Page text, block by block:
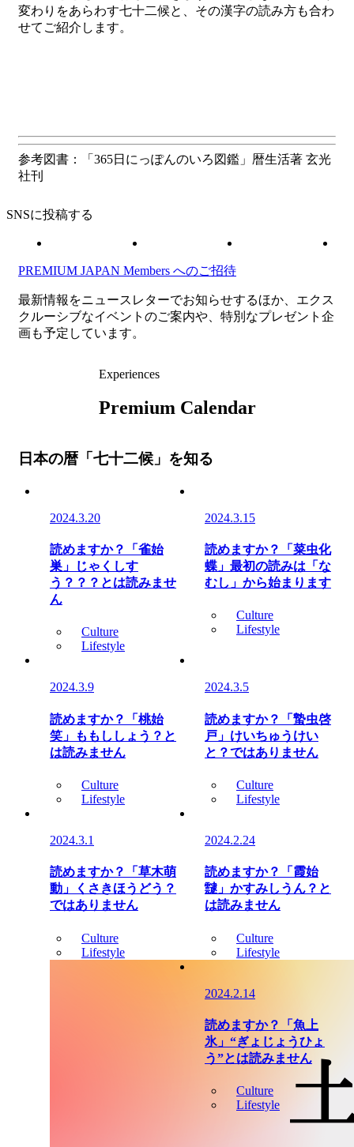
変わりをあらわす七十二候と、その漢字の読み方も合わ
せてご紹介します。
参考図書：「365日にっぽんのいろ図鑑」暦生活著 玄光
社刊
SNSに投稿する
PREMIUM JAPAN Members へのご招待
最新情報をニュースレターでお知らせするほか、エクス
クルーシブなイベントのご案内や、特別なプレゼント企
画も予定しています。
Experiences
Premium Calendar
日本の暦「七十二候」を知る
2024.3.20
読めますか？「雀始
巣」じゃくしす
う？？？とは読みませ
ん
Culture
Lifestyle
2024.3.15
読めますか？「菜虫化
蝶」最初の読みは「な
むし」から始まります
Culture
Lifestyle
2024.3.9
読めますか？「桃始
笑」ももししょう？と
は読みません
Culture
Lifestyle
2024.3.5
読めますか？「蟄虫啓
戸」けいちゅうけい
と？ではありません
Culture
Lifestyle
2024.3.1
読めますか？「草木萌
動」くさきほうどう？
ではありません
Culture
Lifestyle
2024.2.24
読めますか？「霞始
靆」かすみしうん？と
は読みません
Culture
Lifestyle
2024.2.14
読めますか？「魚上
氷」“ぎょじょうひょ
う”とは読みません
Culture
Lifestyle